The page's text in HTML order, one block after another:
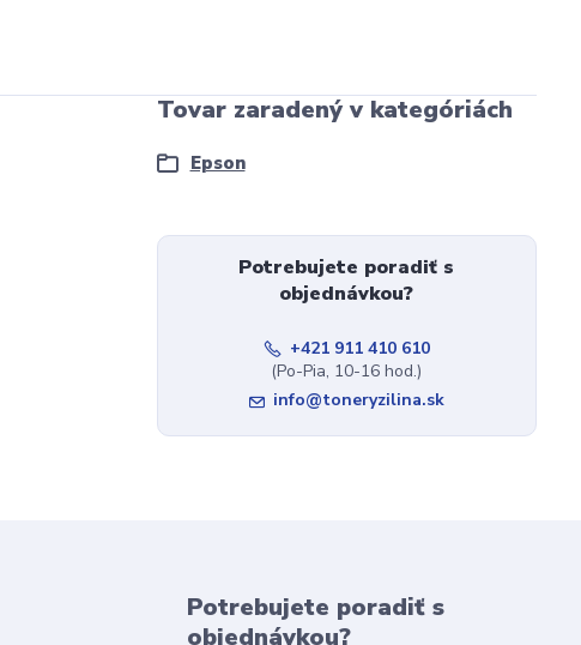
Tovar zaradený v kategóriách
Epson
Potrebujete poradiť s
objednávkou?
+421 911 410 610
(Po-Pia, 10-16 hod.)
info@toneryzilina.sk
Potrebujete poradiť s
objednávkou?